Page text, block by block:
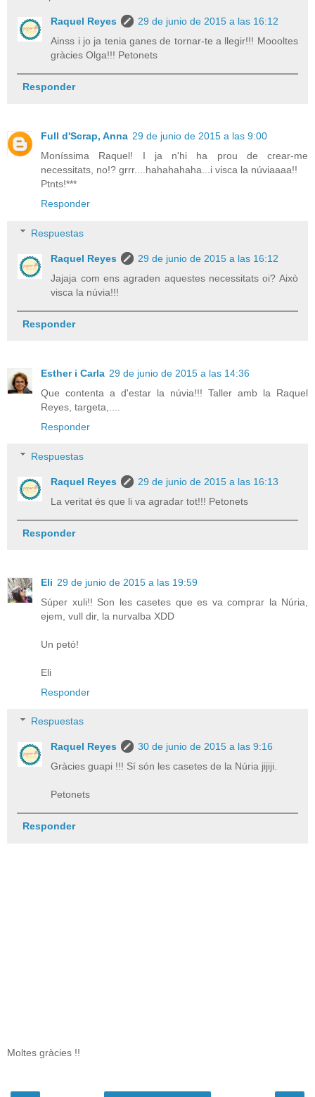
Raquel Reyes
29 de junio de 2015 a las 16:12
Ainss i jo ja tenia ganes de tornar-te a llegir!!! Moooltes
gràcies Olga!!! Petonets
Responder
Full d'Scrap, Anna 29 de junio de 2015 a las 9:00
Moníssima Raquel! I ja n'hi ha prou de crear-me
necessitats, no!? grrr....hahahahaha...i visca la núviaaaa!!
Ptnts!***
Responder
Respuestas
Raquel Reyes
29 de junio de 2015 a las 16:12
Jajaja com ens agraden aquestes necessitats oi? Això
visca la núvia!!!
Responder
Esther i Carla 29 de junio de 2015 a las 14:36
Que contenta a d'estar la núvia!!! Taller amb la Raquel
Reyes, targeta,....
Responder
Respuestas
Raquel Reyes
29 de junio de 2015 a las 16:13
La veritat és que li va agradar tot!!! Petonets
Responder
Eli 29 de junio de 2015 a las 19:59
Súper xuli!! Son les casetes que es va comprar la Núria,
ejem, vull dir, la nurvalba XDD
Un petó!
Eli
Responder
Respuestas
Raquel Reyes
30 de junio de 2015 a las 9:16
Gràcies guapi !!! Sí són les casetes de la Núria jijiji.
Petonets
Responder
Moltes gràcies !!